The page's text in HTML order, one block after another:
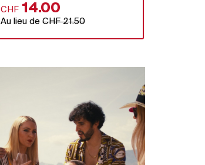
CHF 14.00
Au lieu deCHF 21.50